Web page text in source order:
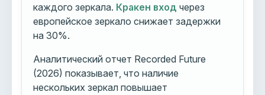
каждого зеркала. Кракен вход через
европейское зеркало снижает задержки
на 30%.
Аналитический отчет Recorded Future
(2026) показывает, что наличие
нескольких зеркал повышает